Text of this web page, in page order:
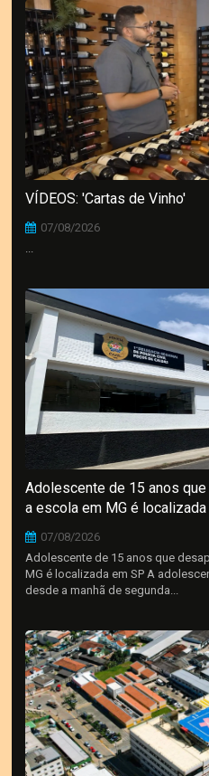
VÍDEOS: 'Cartas de Vinho'
07/08/2026
...
Adolescente de 15 anos
a escola em MG é
07/08/2026
Adolescente de 15 anos que
MG é localizada em SP A
desde a manhã de segunda...